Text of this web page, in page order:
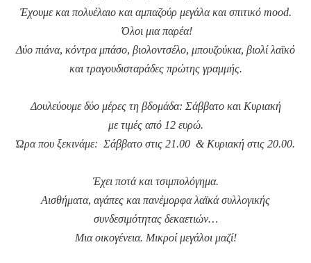
Έχουμε και πολυέλαιο και αμπαζούρ μεγάλα και σπιτικό mood.
Όλοι μια παρέα!
Δύο πιάνα, κόντρα μπάσο, βιολοντσέλο, μπουζούκια, βιολί λαϊκό
και τραγουδισταράδες πρώτης γραμμής.
Δουλεύουμε δύο μέρες τη βδομάδα: Σάββατο και Κυριακή
με τιμές από 12 ευρώ.
Ώρα που ξεκινάμε: Σάββατο στις 21.00 & Κυριακή στις 20.00.
Έχει ποτά και τσιμπολόγημα.
Αισθήματα, αγάπες και πανέμορφα λαϊκά συλλογικής
συνδεσιμότητας δεκαετιών…
Μια οικογένεια. Μικροί μεγάλοι μαζί!